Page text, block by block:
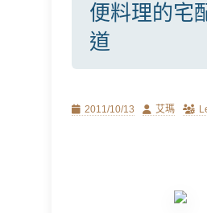
便料理的宅
道
Posted2011/10/13 Author
艾瑪